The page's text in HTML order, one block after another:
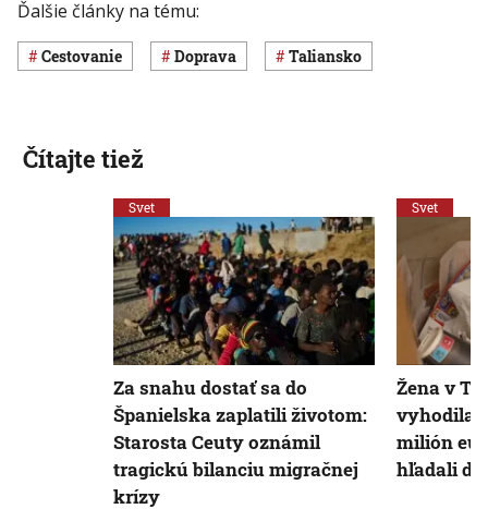
Ďalšie články na tému:
cestovanie Doprava Taliansko
Čítajte tiež
Svet
Za snahu dostať sa do
Španielska zaplatili životom:
Starosta Ceuty oznámil
tragickú bilanciu migračnej
krízy
Svet
Žena v
vyhodila
milión
hľadali